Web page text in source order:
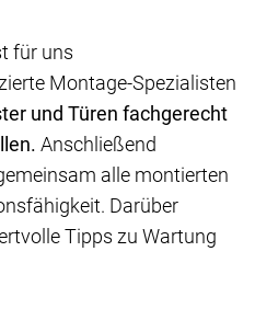
für uns
Montage-Spezialisten
und Türen fachgerecht
Anschließend
alle montierten
Darüber
Tipps zu Wartung